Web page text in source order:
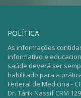
POLÍTICA
As informações
informativo e
saúde deverá ser
habilitado para a
Federal de Medicina -
Dr. Tárik Nassif CRM